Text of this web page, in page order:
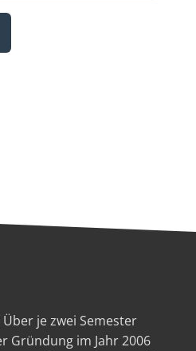
je zwei Semester
Gründung im Jahr 2006